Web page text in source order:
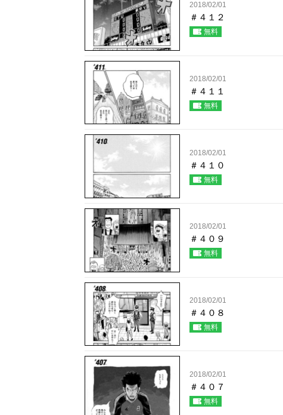
2018/02/01
＃４１２
無料
2018/02/01
＃４１１
無料
2018/02/01
＃４１０
無料
2018/02/01
＃４０９
無料
2018/02/01
＃４０８
無料
2018/02/01
＃４０７
無料